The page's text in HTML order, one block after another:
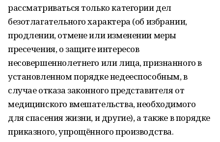
рассматриваться только категории дел
безотлагательного характера (об избрании,
продлении, отмене или изменении меры
пресечения, о защите интересов
несовершеннолетнего или лица, признанного в
установленном порядке недееспособным, в
случае отказа законного представителя от
медицинского вмешательства, необходимого
для спасения жизни, и другие), а также в порядке
приказного, упрощённого производства.